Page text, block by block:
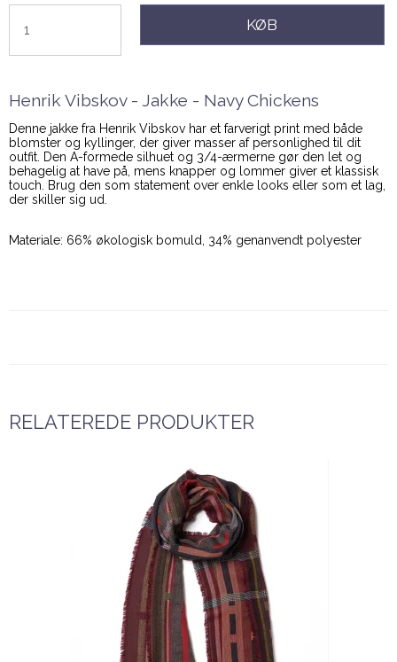
KØB
Henrik Vibskov - Jakke - Navy Chickens
Denne jakke fra Henrik Vibskov har et farverigt print med både
blomster og kyllinger, der giver masser af personlighed til dit
outfit. Den A-formede silhuet og 3/4-ærmerne gør den let og
behagelig at have på, mens knapper og lommer giver et klassisk
touch. Brug den som statement over enkle looks eller som et lag,
der skiller sig ud.
Materiale: 66% økologisk bomuld, 34% genanvendt polyester
RELATEREDE PRODUKTER